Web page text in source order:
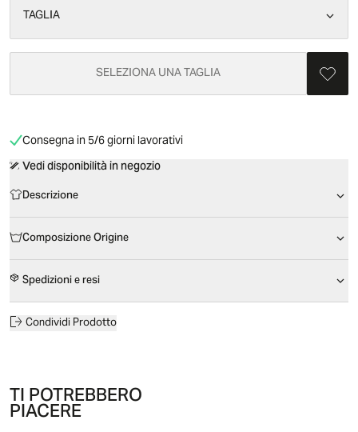
TAGLIA
SELEZIONA UNA TAGLIA
Consegna in 5/6 giorni lavorativi
Vedi disponibilità in negozio
Descrizione
Composizione Origine
Spedizioni e resi
Condividi Prodotto
TI POTREBBERO
PIACERE